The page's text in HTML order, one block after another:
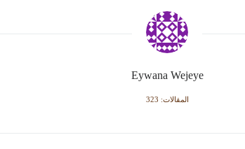
Eywana Wejeye
المقالات: 323